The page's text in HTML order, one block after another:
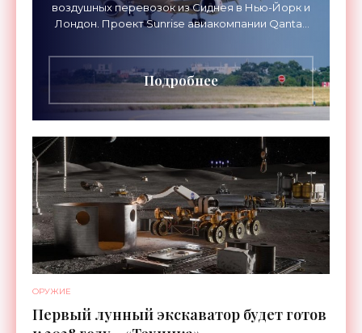
воздушных перевозок из Сиднея в Нью-Йорк и
Лондон. Проект Sunrise авиакомпании Qantas
длительностью до 24
Подробнее
ОРУЖИЕ
Первый лунный экскаватор будет готов